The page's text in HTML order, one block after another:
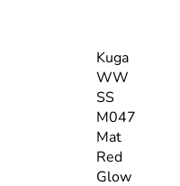
Kuga
WW
SS
M047
Mat
Red
Glow